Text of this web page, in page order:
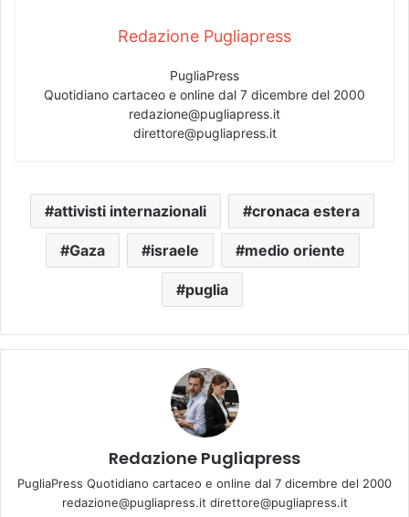
Redazione Pugliapress
PugliaPress
Quotidiano cartaceo e online dal 7 dicembre del 2000
redazione@pugliapress.it
direttore@pugliapress.it
attivisti internazionali cronaca estera
Gaza israele medio oriente
puglia
Redazione Pugliapress
PugliaPress Quotidiano cartaceo e online dal 7 dicembre del 2000
redazione@pugliapress.it direttore@pugliapress.it